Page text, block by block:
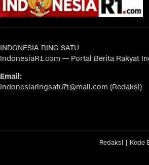
INDONESIA RING SATU
IndonesiaR1.com — Portal Berita Rakyat
Email:
Indonesiaringsatu71@mail.com (Redaksi)
Redaksi Kode